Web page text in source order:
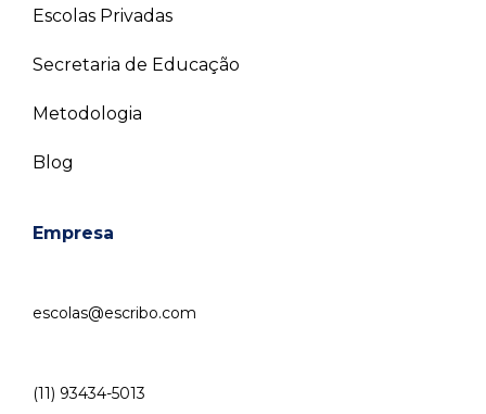
Escolas Privadas
Secretaria de Educação
Metodologia
Blog
Empresa
escolas@escribo.com
(11) 93434-5013